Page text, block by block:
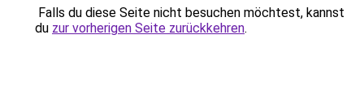
Falls du diese Seite nicht besuchen möchtest, kannst
du zur vorherigen Seite zurückkehren.